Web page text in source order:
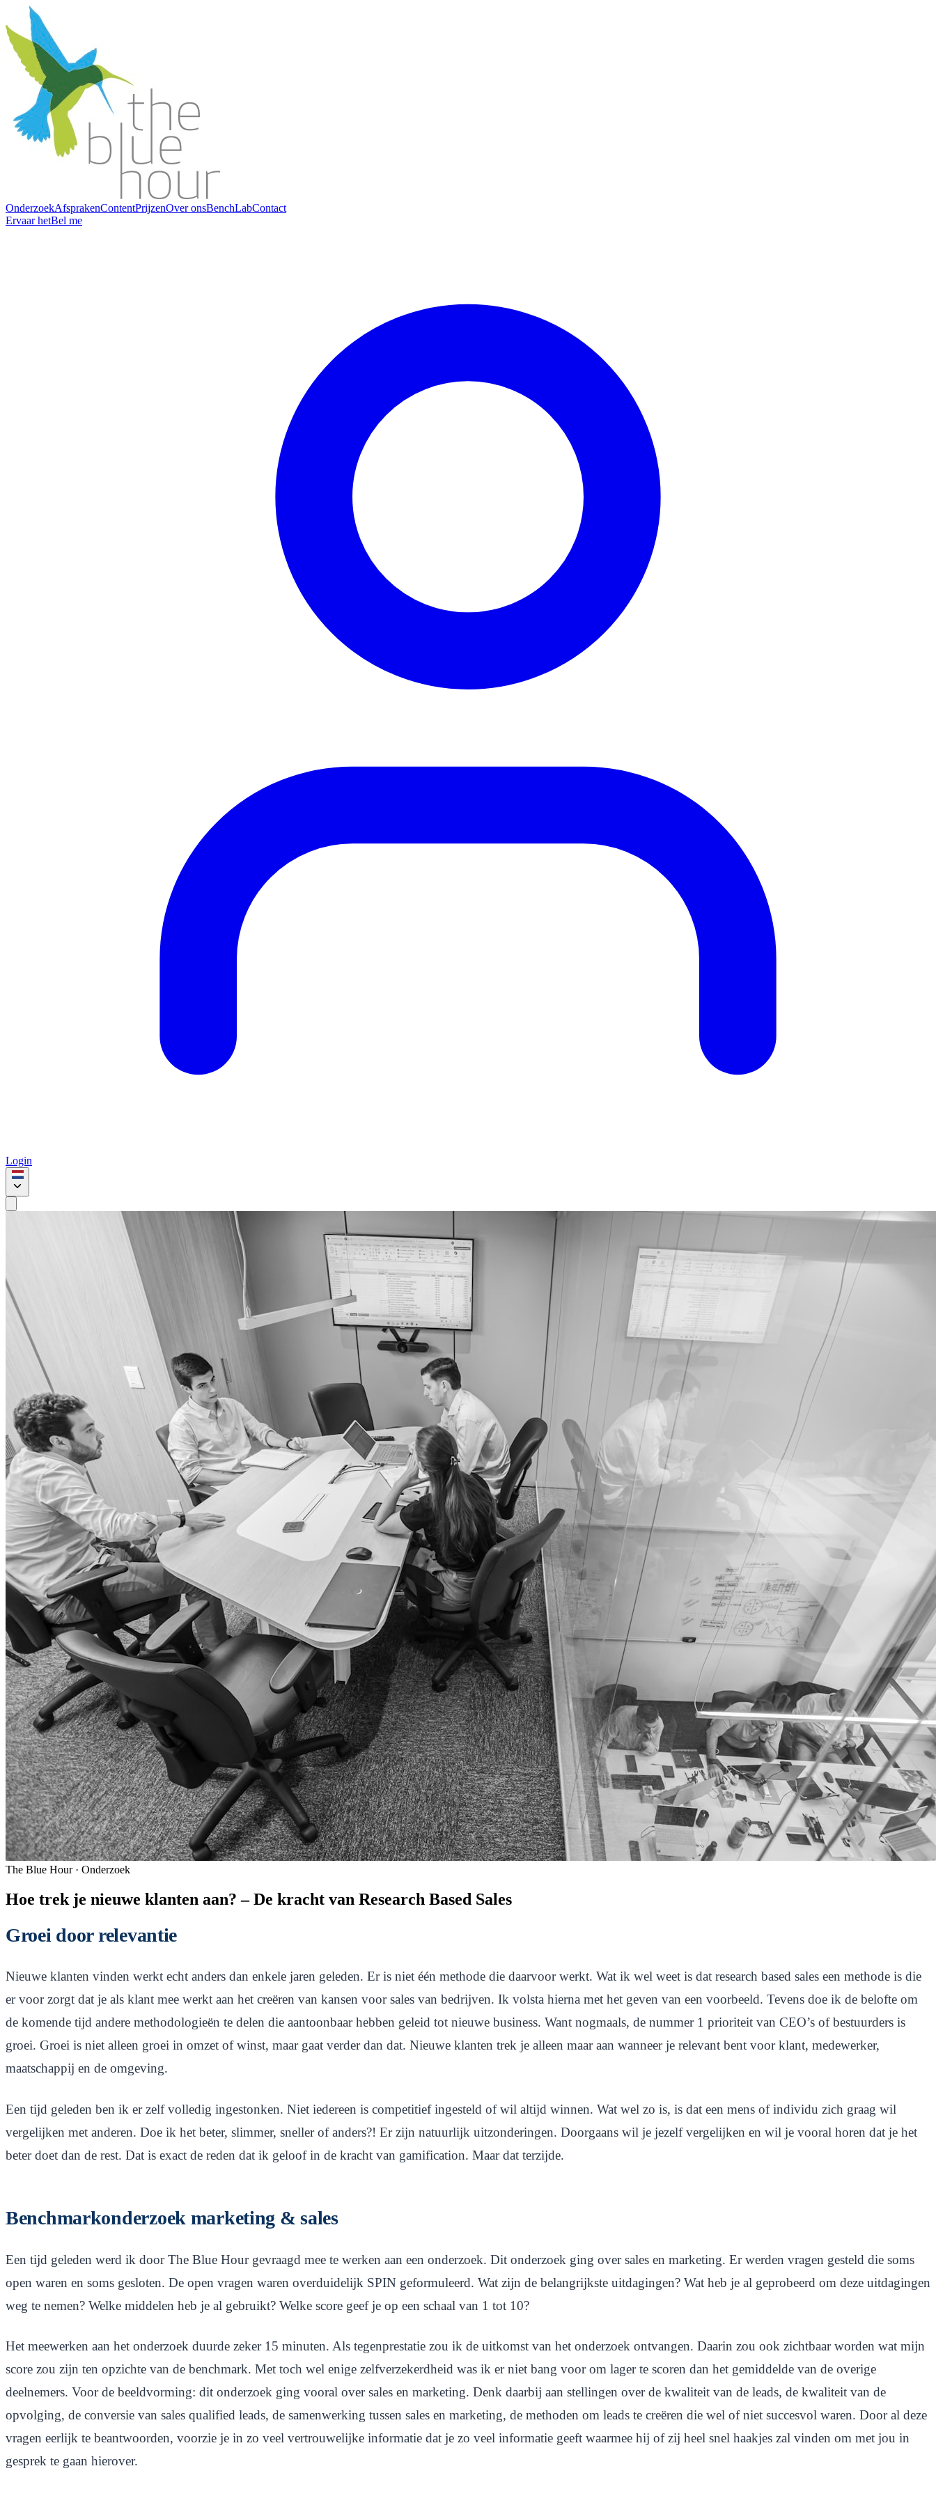
OnderzoekAfsprakenContentPrijzenOver onsBenchLabContact
Ervaar hetBel me
Login
The Blue Hour · Onderzoek
Hoe trek je nieuwe klanten aan? – De kracht van Research Based Sales
Groei door relevantie
Nieuwe klanten vinden werkt echt anders dan enkele jaren geleden. Er is niet één methode die daarvoor werkt. Wat ik wel weet is dat research based sales een methode is die
er voor zorgt dat je als klant mee werkt aan het creëren van kansen voor sales van bedrijven. Ik volsta hierna met het geven van een voorbeeld. Tevens doe ik de belofte om
de komende tijd andere methodologieën te delen die aantoonbaar hebben geleid tot nieuwe business. Want nogmaals, de nummer 1 prioriteit van CEO’s of bestuurders is
groei. Groei is niet alleen groei in omzet of winst, maar gaat verder dan dat. Nieuwe klanten trek je alleen maar aan wanneer je relevant bent voor klant, medewerker,
maatschappij en de omgeving.
Een tijd geleden ben ik er zelf volledig ingestonken. Niet iedereen is competitief ingesteld of wil altijd winnen. Wat wel zo is, is dat een mens of individu zich graag wil
vergelijken met anderen. Doe ik het beter, slimmer, sneller of anders?! Er zijn natuurlijk uitzonderingen. Doorgaans wil je jezelf vergelijken en wil je vooral horen dat je het
beter doet dan de rest. Dat is exact de reden dat ik geloof in de kracht van gamification. Maar dat terzijde.
Benchmarkonderzoek marketing & sales
Een tijd geleden werd ik door The Blue Hour gevraagd mee te werken aan een onderzoek. Dit onderzoek ging over sales en marketing. Er werden vragen gesteld die soms
open waren en soms gesloten. De open vragen waren overduidelijk SPIN geformuleerd. Wat zijn de belangrijkste uitdagingen? Wat heb je al geprobeerd om deze uitdagingen
weg te nemen? Welke middelen heb je al gebruikt? Welke score geef je op een schaal van 1 tot 10?
Het meewerken aan het onderzoek duurde zeker 15 minuten. Als tegenprestatie zou ik de uitkomst van het onderzoek ontvangen. Daarin zou ook zichtbaar worden wat mijn
score zou zijn ten opzichte van de benchmark. Met toch wel enige zelfverzekerdheid was ik er niet bang voor om lager te scoren dan het gemiddelde van de overige
deelnemers. Voor de beeldvorming: dit onderzoek ging vooral over sales en marketing. Denk daarbij aan stellingen over de kwaliteit van de leads, de kwaliteit van de
opvolging, de conversie van sales qualified leads, de samenwerking tussen sales en marketing, de methoden om leads te creëren die wel of niet succesvol waren. Door al deze
vragen eerlijk te beantwoorden, voorzie je in zo veel vertrouwelijke informatie dat je zo veel informatie geeft waarmee hij of zij heel snel haakjes zal vinden om met jou in
gesprek te gaan hierover.